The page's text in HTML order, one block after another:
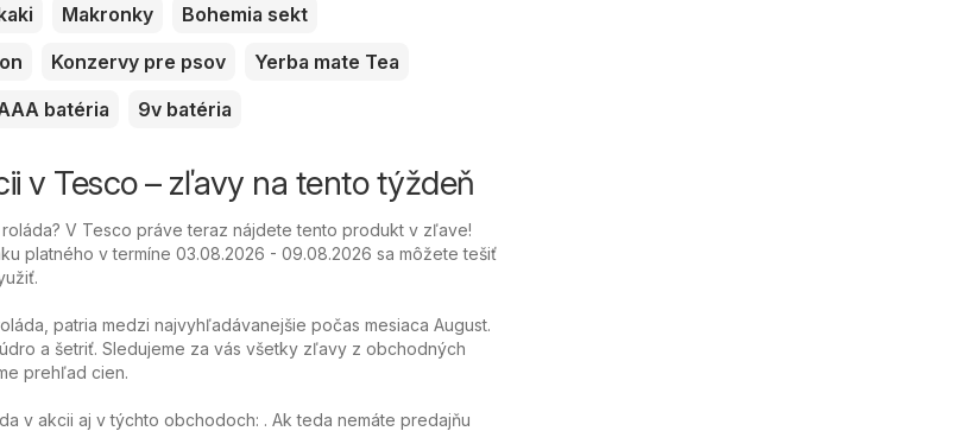
Makronky
Bohemia sekt
Konzervy pre psov
Yerba mate Tea
batéria 9v batéria
v Tesco – zľavy na tento týždeň
V Tesco práve teraz nájdete tento produkt v zľave!
platného v termíne 03.08.2026 - 09.08.2026 sa môžete tešiť
patria medzi najvyhľadávanejšie počas mesiaca August.
a šetriť. Sledujeme za vás všetky zľavy z obchodných
prehľad cien.
v akcii aj v týchto obchodoch: . Ak teda nemáte predajňu